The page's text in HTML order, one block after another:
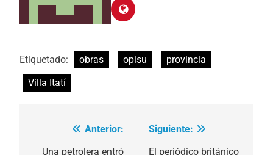
Etiquetado: obras opisu
provincia
Villa Itatí
Navegación
Anterior:
Una petrolera entró
Siguiente:
El periódico británico